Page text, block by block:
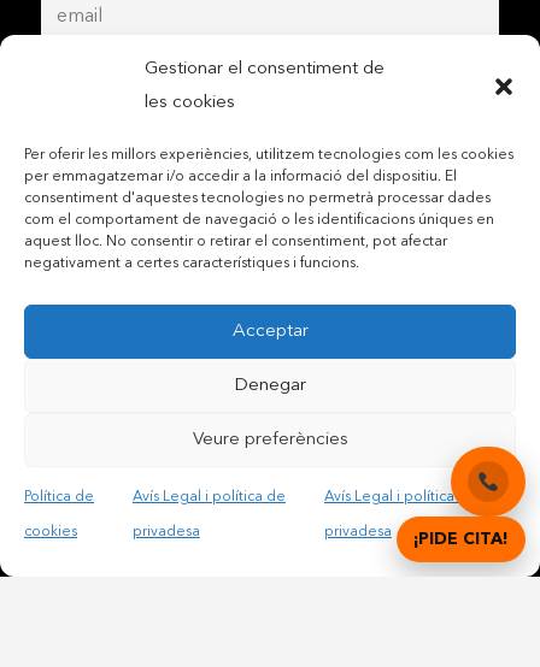
Gestionar el consentiment de
les cookies
Per oferir les millors experiències, utilitzem tecnologies com les cookies
per emmagatzemar i/o accedir a la informació del dispositiu. El
consentiment d'aquestes tecnologies no permetrà processar dades
com el comportament de navegació o les identificacions úniques en
aquest lloc. No consentir o retirar el consentiment, pot afectar
negativament a certes característiques i funcions.
Acceptar
Denegar
Veure preferències
Política de
cookies
Avís Legal i política de
privadesa
Avís Legal i política de
privadesa
Contactar per telèfon mòbil
Accepto les condicions legals i la política de privadesa
¡PIDE CITA!